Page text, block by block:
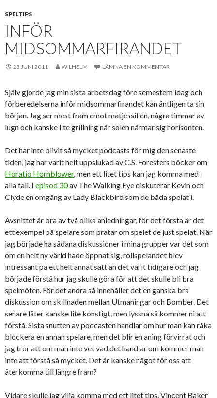
SPELTIPS
INFÖR
MIDSOMMARFIRANDET
23 JUNI 2011 WILHELM LÄMNA EN KOMMENTAR
Själv gjorde jag min sista arbetsdag före semestern idag och
förberedelserna inför midsommarfirandet kan äntligen ta sin
början. Jag ser mest fram emot matjessillen, några timmar av
lugn och kanske lite grillning när solen närmar sig horisonten.
Det har inte blivit så mycket podcasts för mig den senaste
tiden, jag har varit helt uppslukad av C.S. Foresters böcker om
Horatio Hornblower, men ett litet tips kan jag komma med i
alla fall. I episod 30av The Walking Eye diskuterar Kevin och
Clyde en omgång av Lady Blackbird som de båda spelat i.
Avsnittet är bra av två olika anledningar, för det första är det
ett exempel på spelare som pratar om spelet de just spelat. När
jag började ha sådana diskussioner i mina grupper var det som
om en helt ny värld hade öppnat sig, rollspelandet blev
intressant på ett helt annat sätt än det varit tidigare och jag
började förstå hur jag skulle göra för att det skulle bli bra
spelmöten. För det andra så innehåller det en ganska bra
diskussion om skillnaden mellan Utmaningar och Bomber. Det
senare låter kanske lite konstigt, men lyssna så kommer ni att
förstå. Sista snutten av podcasten handlar om hur man kan råka
blockera en annan spelare, men det blir en aning förvirrat och
jag tror att om man inte vet vad det handlar om kommer man
inte att förstå så mycket. Det är kanske något för oss att
återkomma till längre fram?
Vidare skulle jag vilja komma med ett litet tips. Vincent Baker